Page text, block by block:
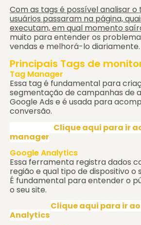
Com as tags é possível analisar o
usuários passaram na página,
executam, em qual momento
muito para entender os
vendas e melhorá-lo diariamente.
Principais Tags de
Tag Manager
Essa tag é fundamental para
segmentação de campanhas de
Google Ads e é usada para
conversão.
Clique aqui para ir ao
manager
Google Analytics
Essa ferramenta registra dados
região e qual tipo de dispositivo o
É fundamental para entender o
o seu site.
Clique aqui para ir
Analytics